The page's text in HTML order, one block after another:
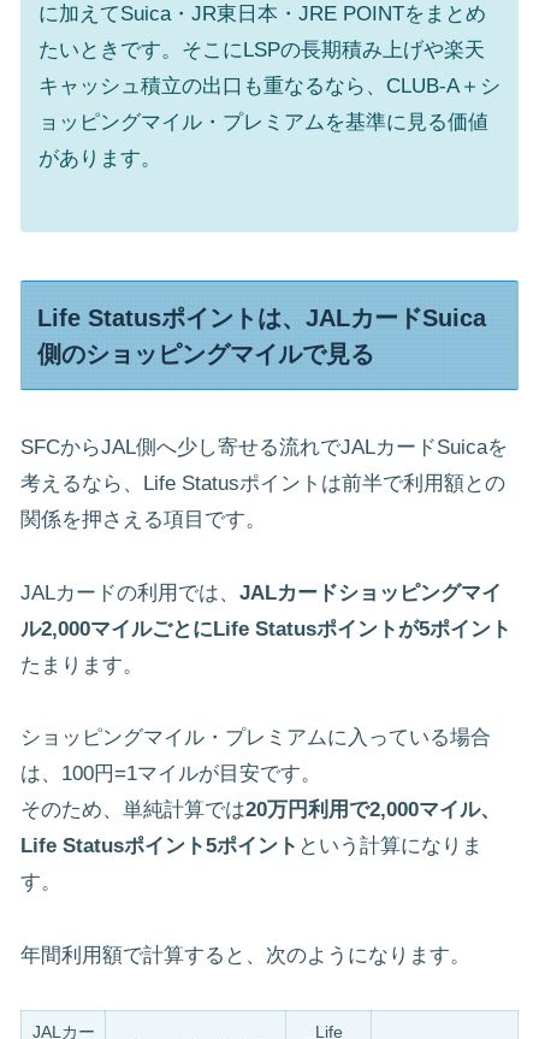
に加えてSuica・JR東日本・JRE POINTをまとめ
たいときです。そこにLSPの長期積み上げや楽天
キャッシュ積立の出口も重なるなら、CLUB-A＋シ
ョッピングマイル・プレミアムを基準に見る価値
があります。
Life Statusポイントは、JALカードSuica
側のショッピングマイルで見る
SFCからJAL側へ少し寄せる流れでJALカードSuicaを
考えるなら、Life Statusポイントは前半で利用額との
関係を押さえる項目です。
JALカードの利用では、 JALカードショッピングマイ
ル2,000マイルごとにLife Statusポイントが5ポイント
たまります。
ショッピングマイル・プレミアムに入っている場合
は、100円=1マイルが目安です。
そのため、単純計算では20万円利用で2,000マイル、
Life Statusポイント5ポイント という計算になりま
す。
年間利用額で計算すると、次のようになります。
JALカー
Life